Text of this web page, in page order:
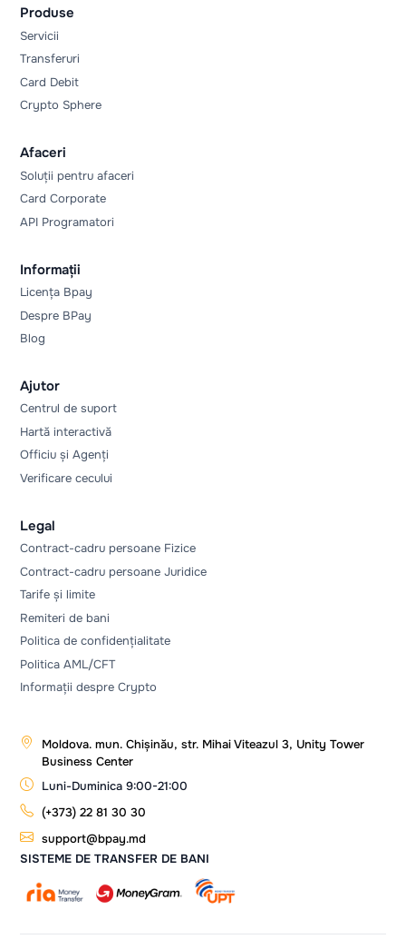
Produse
Servicii
Transferuri
Card Debit
Crypto Sphere
Afaceri
Soluții pentru afaceri
Card Corporate
API Programatori
Informații
Licența Bpay
Despre BPay
Blog
Ajutor
Centrul de suport
Hartă interactivă
Officiu și Agenți
Verificare cecului
Legal
Contract-cadru persoane Fizice
Contract-cadru persoane Juridice
Tarife și limite
Remiteri de bani
Politica de confidențialitate
Politica AML/CFT
Informații despre Crypto
Moldova. mun. Chișinău, str. Mihai Viteazul 3, Unity Tower
Business Center
Luni-Duminica 9:00-21:00
(+373) 22 81 30 30
support@bpay.md
SISTEME DE TRANSFER DE BANI